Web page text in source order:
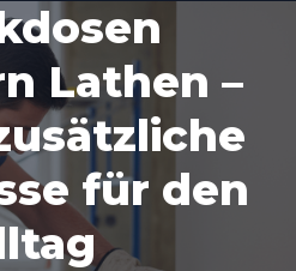
Lathen –
für den